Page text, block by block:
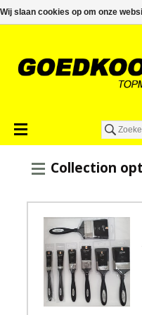
Collection
Wij slaan cookies op om onze